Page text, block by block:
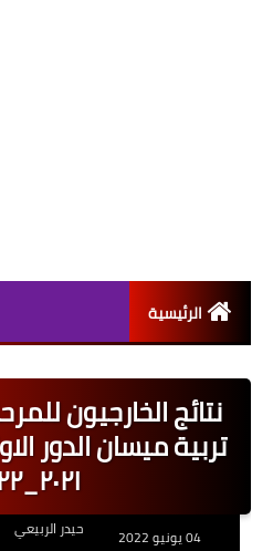
الرئيسية
نتائج الخارجيون
تربية ميسان الدور
٢٠٢١_٢٠٢٢.
04 يونيو 2022
حيدر الربيعي